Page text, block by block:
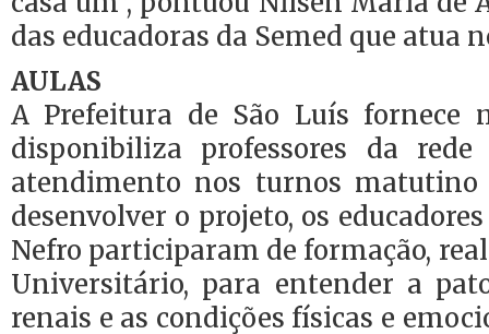
das educadoras da Semed que atua
AULAS
A Prefeitura de São Luís fornece
disponibiliza professores da
atendimento nos turnos matutino
desenvolver o projeto, os
Nefro participaram de formação,
Universitário, para entender a
renais e as condições físicas e